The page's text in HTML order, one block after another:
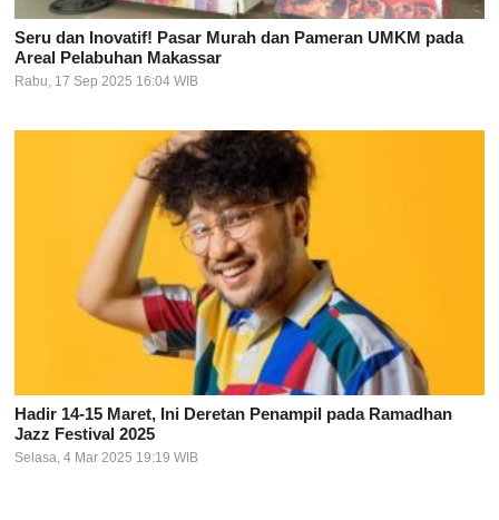
Seru dan Inovatif! Pasar Murah dan Pameran UMKM pada
Areal Pelabuhan Makassar
Rabu, 17 Sep 2025 16:04 WIB
Hadir 14-15 Maret, Ini Deretan Penampil pada Ramadhan
Jazz Festival 2025
Selasa, 4 Mar 2025 19:19 WIB